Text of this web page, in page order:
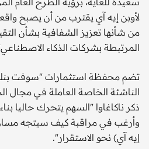
لأوبن إيه آي يقترب من أن يصبح
من شأنها تعزيز الشفافية بشأن
المرتبطة بشركات الذكاء
تضم محفظة استثمارات "سوفت
الناشئة الخاصة العاملة في مجال
ذكر ناكاغاوا "السهم يتحرك حاليا
وأرغب في مراقبة كيف سيتجه مسار
إيه آي) نحو الاستقرار".